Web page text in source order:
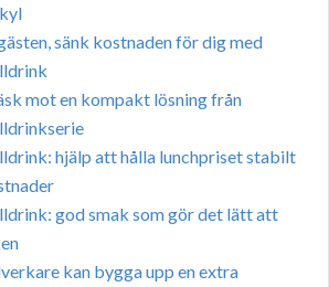
sänk kostnaden för dig med
mot en kompakt lösning från
hjälp att hålla lunchpriset stabilt
god smak som gör det lätt att
kan bygga upp en extra